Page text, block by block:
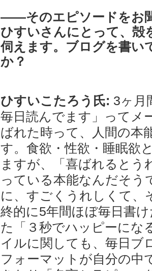
――そのエピソードをお
ひすいさんにとって、殻
伺えます。ブログを書い
か？
ひすいこたろう氏: 3ヶ月
毎日読んでます」ってメ
ばれた時って、人間の本
す。食欲・性欲・睡眠欲
ますが、「喜ばれるとう
っている本能なんだそう
に、すごくうれしくて、
終的に5年間ほぼ毎日書
た「３秒でハッピーにな
イルに関しても、毎日ブ
フォーマットが自分の中